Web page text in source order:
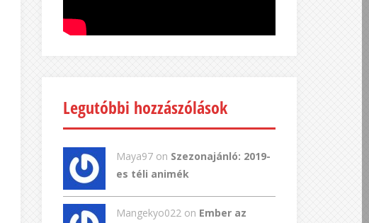
Legutóbbi hozzászólások
Maya97 on Szezonajánló: 2019-
es téli animék
Mangekyo022 on Ember az